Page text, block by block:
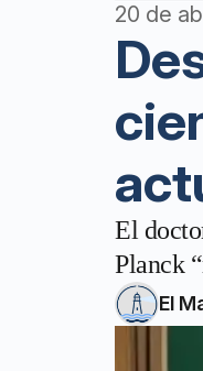
20 de
El
Planck
El